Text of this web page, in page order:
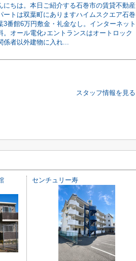
にちは。本日ご紹介する石巻市の賃貸不動産
ートは双葉町にありますハイムスクエア石巻
3番館6万円敷金・礼金なし。インターネット
。オール電化♪エントランスはオートロック
係者以外建物に入れ...
スタッフ情報を見る
センチュリー寿